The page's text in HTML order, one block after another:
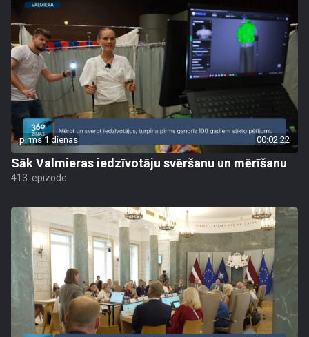
pirms 1 dienas 00:02:22
Sāk Valmieras iedzīvotāju svēršanu un mērīšanu
413. epizode